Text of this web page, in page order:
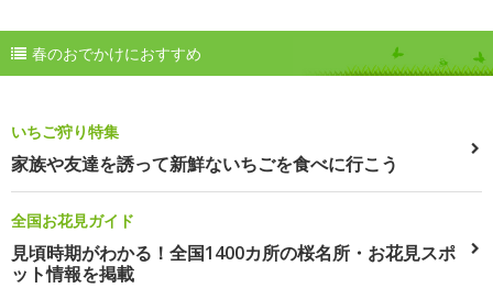
春のおでかけにおすすめ
いちご狩り特集
家族や友達を誘って新鮮ないちごを食べに行こう
全国お花見ガイド
見頃時期がわかる！全国1400カ所の桜名所・お花見スポ
ット情報を掲載